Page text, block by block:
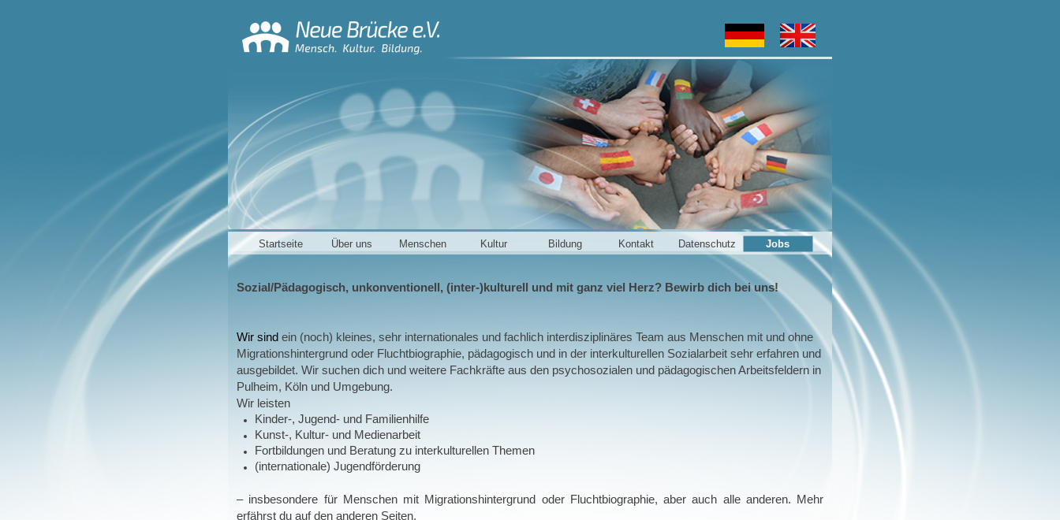
Startseite Über uns Menschen Kultur Bildung Kontakt Datenschutz Jobs
Sozial/Pädagogisch, unkonventionell, (inter-)kulturell und mit ganz viel Herz? Bewirb dich bei uns!
Wir sind ein (noch) kleines, sehr internationales und fachlich interdisziplinäres Team aus Menschen mit und ohne
Migrationshintergrund oder Fluchtbiographie, pädagogisch und in der interkulturellen Sozialarbeit sehr erfahren und
ausgebildet. Wir suchen dich und weitere Fachkräfte aus den psychosozialen und pädagogischen Arbeitsfeldern in
Pulheim, Köln und Umgebung.
Wir leisten
Kinder-, Jugend- und Familienhilfe
Kunst-, Kultur- und Medienarbeit
Fortbildungen und Beratung zu interkulturellen Themen
(internationale) Jugendförderung
– insbesondere für Menschen mit Migrationshintergrund oder Fluchtbiographie, aber auch alle anderen. Mehr
erfährst du auf den anderen Seiten.